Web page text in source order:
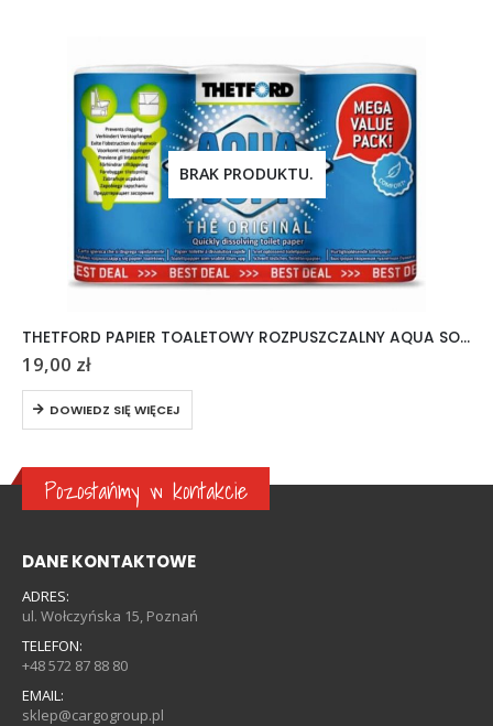
BRAK PRODUKTU.
THETFORD PAPIER TOALETOWY ROZPUSZCZALNY AQUA SOFT 6 ROLEK
19,00 zł
DOWIEDZ SIĘ WIĘCEJ
Pozostańmy w kontakcie
DANE KONTAKTOWE
ADRES:
ul. Wołczyńska 15, Poznań
TELEFON:
+48 572 87 88 80
EMAIL:
sklep@cargogroup.pl